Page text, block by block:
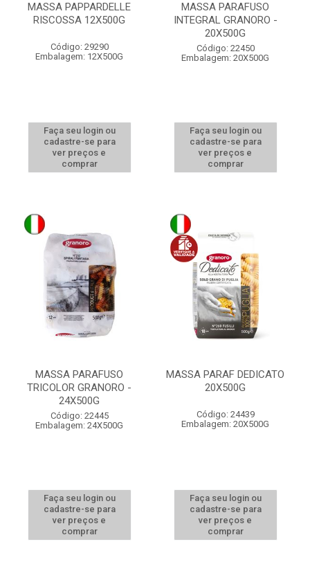
MASSA PAPPARDELLE
RISCOSSA 12X500G
Código: 29290
Embalagem: 12X500G
Faça seu login ou
cadastre-se para
ver preços e
comprar
MASSA PARAFUSO
INTEGRAL GRANORO -
20X500G
Código: 22450
Embalagem: 20X500G
Faça seu login ou
cadastre-se para
ver preços e
comprar
MASSA PARAFUSO
TRICOLOR GRANORO -
24X500G
Código: 22445
Embalagem: 24X500G
Faça seu login ou
cadastre-se para
ver preços e
comprar
MASSA PARAF DEDICATO
20X500G
Código: 24439
Embalagem: 20X500G
Faça seu login ou
cadastre-se para
ver preços e
comprar